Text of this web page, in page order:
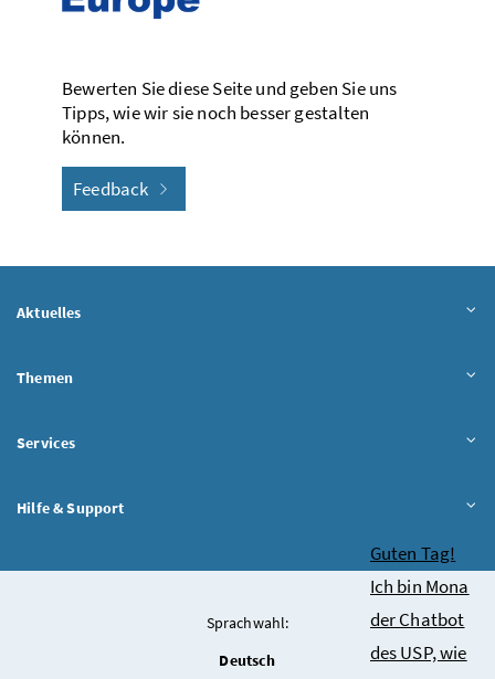
Bewerten Sie diese Seite und geben Sie uns
Tipps, wie wir sie noch besser gestalten
können.
Feedback
Aktuelles
Themen
Services
Hilfe & Support
Sprachwahl:
Deutsch
Chatbot
Guten Tag!
Ich bin Mona
der Chatbot
des USP, wie